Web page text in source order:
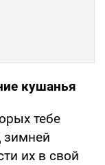
кушанья
тебе
зимней
их в свой